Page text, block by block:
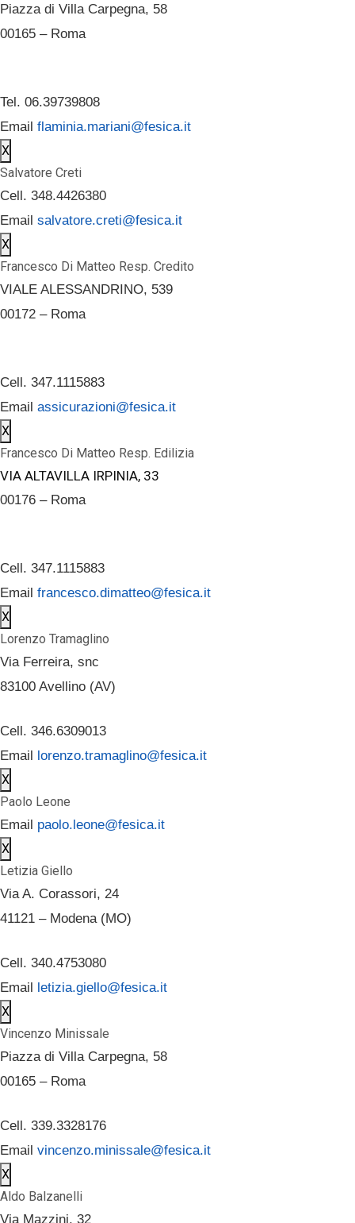
Piazza di Villa Carpegna, 58
00165 – Roma
Tel. 06.39739808
Email flaminia.mariani@fesica.it
X
Salvatore Creti
Cell. 348.4426380
Email salvatore.creti@fesica.it
X
Francesco Di Matteo Resp. Credito
VIALE ALESSANDRINO, 539
00172 – Roma
Cell. 347.1115883
Email assicurazioni@fesica.it
X
Francesco Di Matteo Resp. Edilizia
VIA ALTAVILLA IRPINIA, 33
00176 – Roma
Cell. 347.1115883
Email francesco.dimatteo@fesica.it
X
Lorenzo Tramaglino
Via Ferreira, snc
83100 Avellino (AV)
Cell. 346.6309013
Email lorenzo.tramaglino@fesica.it
X
Paolo Leone
Email paolo.leone@fesica.it
X
Letizia Giello
Via A. Corassori, 24
41121 – Modena (MO)
Cell. 340.4753080
Email letizia.giello@fesica.it
X
Vincenzo Minissale
Piazza di Villa Carpegna, 58
00165 – Roma
Cell. 339.3328176
Email vincenzo.minissale@fesica.it
X
Aldo Balzanelli
Via Mazzini, 32